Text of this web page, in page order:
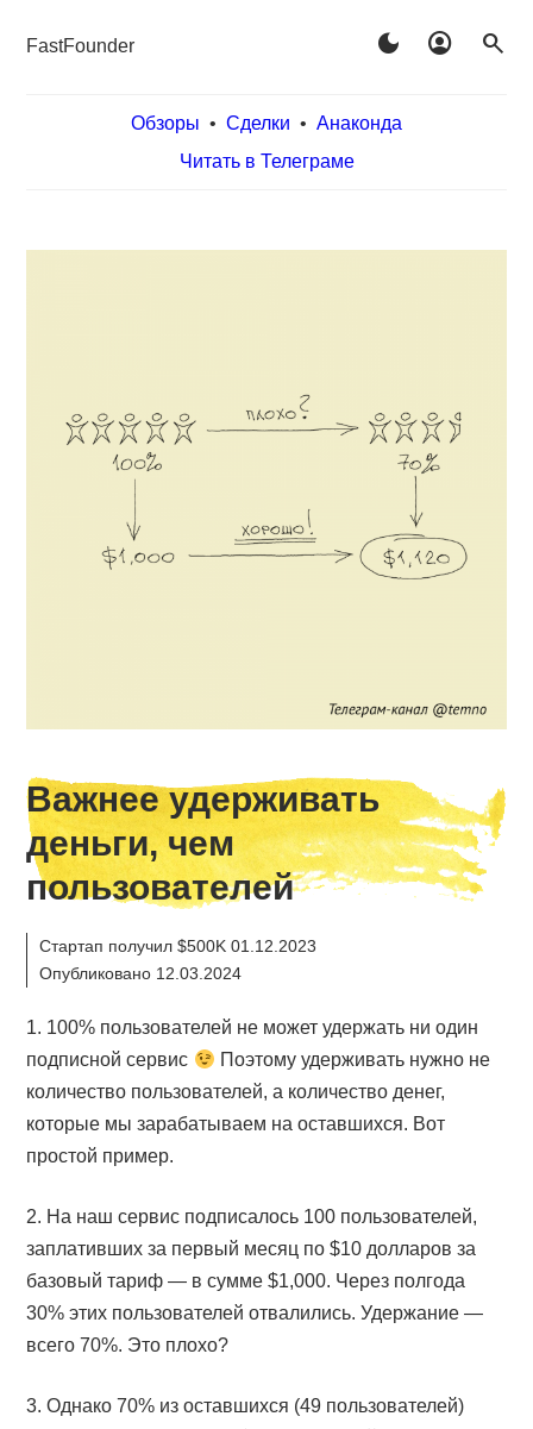
FastFounder dark_mode account_circle search
Обзоры • Сделки • Анаконда
Читать в Телеграме
Важнее удерживать
деньги, чем
пользователей
Стартап получил $500K 01.12.2023
Опубликовано 12.03.2024
1. 100% пользователей не может удержать ни один
подписной сервис
Поэтому удерживать нужно не
количество пользователей, а количество денег,
которые мы зарабатываем на оставшихся. Вот
простой пример.
2. На наш сервис подписалось 100 пользователей,
заплативших за первый месяц по $10 долларов за
базовый тариф — в сумме $1,000. Через полгода
30% этих пользователей отвалились. Удержание —
всего 70%. Это плохо?
3. Однако 70% из оставшихся (49 пользователей)